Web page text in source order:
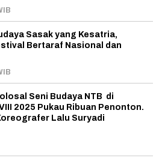
Sasak yang Kesatria,
Bertaraf Nasional dan
Seni Budaya NTB di
2025 Pukau Ribuan Penonton.
Lalu Suryadi